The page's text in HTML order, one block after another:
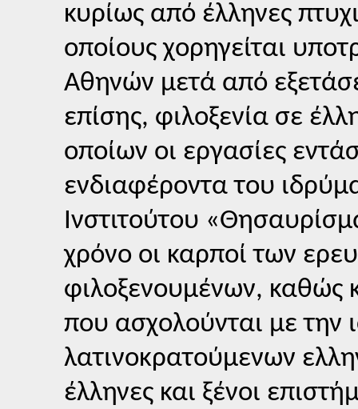
κυρίως από έλληνες
οποίους χορηγείται
Αθηνών μετά από
επίσης, φιλοξενία σε
οποίων οι εργασίες
ενδιαφέροντα του
Ινστιτούτου
χρόνο οι καρποί των
φιλοξενουμένων, καθώς
που ασχολούνται με την
λατινοκρατούμενων
έλληνες και ξένοι